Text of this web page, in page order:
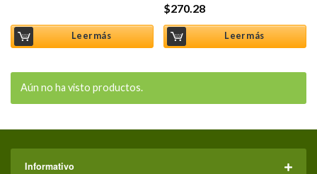
Leer más
$270.28
Leer más
Aún no ha visto productos.
Informativo